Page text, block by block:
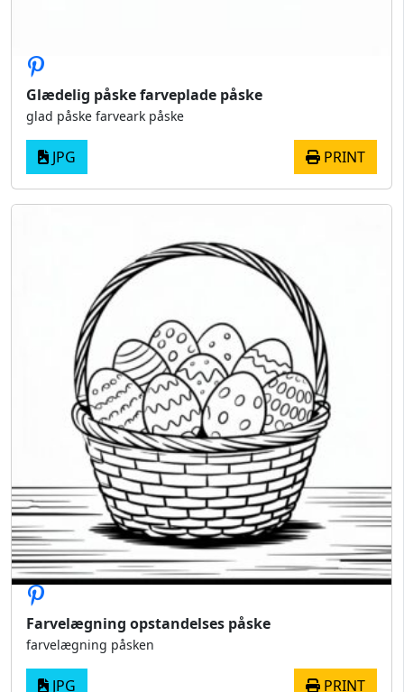
Glædelig påske farveplade påske
glad påske farveark påske
JPG PRINT
Farvelægning opstandelses påske
farvelægning påsken
JPG PRINT